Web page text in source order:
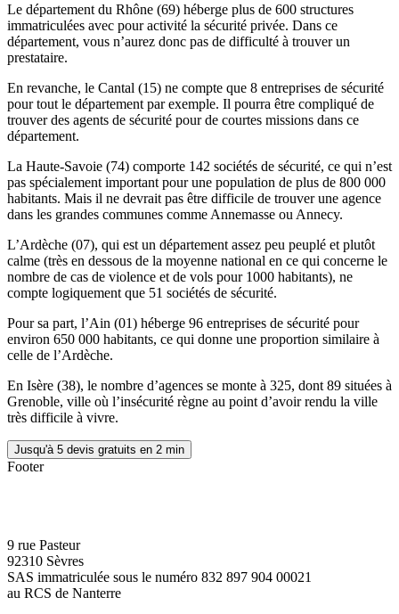
Le département du Rhône (69) héberge plus de 600 structures
immatriculées avec pour activité la sécurité privée. Dans ce
département, vous n’aurez donc pas de difficulté à trouver un
prestataire.
En revanche, le Cantal (15) ne compte que 8 entreprises de sécurité
pour tout le département par exemple. Il pourra être compliqué de
trouver des agents de sécurité pour de courtes missions dans ce
département.
La Haute-Savoie (74) comporte 142 sociétés de sécurité, ce qui n’est
pas spécialement important pour une population de plus de 800 000
habitants. Mais il ne devrait pas être difficile de trouver une agence
dans les grandes communes comme Annemasse ou Annecy.
L’Ardèche (07), qui est un département assez peu peuplé et plutôt
calme (très en dessous de la moyenne national en ce qui concerne le
nombre de cas de violence et de vols pour 1000 habitants), ne
compte logiquement que 51 sociétés de sécurité.
Pour sa part, l’Ain (01) héberge 96 entreprises de sécurité pour
environ 650 000 habitants, ce qui donne une proportion similaire à
celle de l’Ardèche.
En Isère (38), le nombre d’agences se monte à 325, dont 89 situées à
Grenoble, ville où l’insécurité règne au point d’avoir rendu la ville
très difficile à vivre.
Jusqu'à 5 devis gratuits en 2 min
Footer
9 rue Pasteur
92310 Sèvres
SAS immatriculée sous le numéro 832 897 904 00021
au RCS de Nanterre